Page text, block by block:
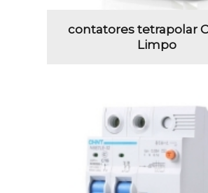
contatores tetrapolar
Limpo